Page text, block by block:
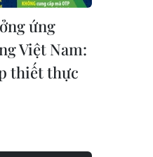
ứng
Việt Nam:
thiết thực